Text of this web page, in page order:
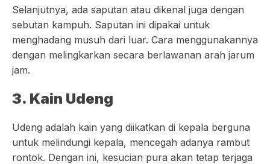
Selanjutnya, ada saputan atau dikenal juga dengan
sebutan kampuh. Saputan ini dipakai untuk
menghadang musuh dari luar. Cara menggunakannya
dengan melingkarkan secara berlawanan arah jarum
jam.
3. Kain Udeng
Udeng adalah kain yang diikatkan di kepala berguna
untuk melindungi kepala, mencegah adanya rambut
rontok. Dengan ini, kesucian pura akan tetap terjaga